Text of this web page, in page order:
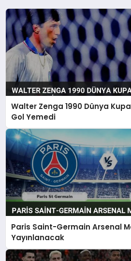
Walter Zenga 1990 Dünya
Gol Yemedi
Paris Saint-Germain Arsenal
Yayınlanacak